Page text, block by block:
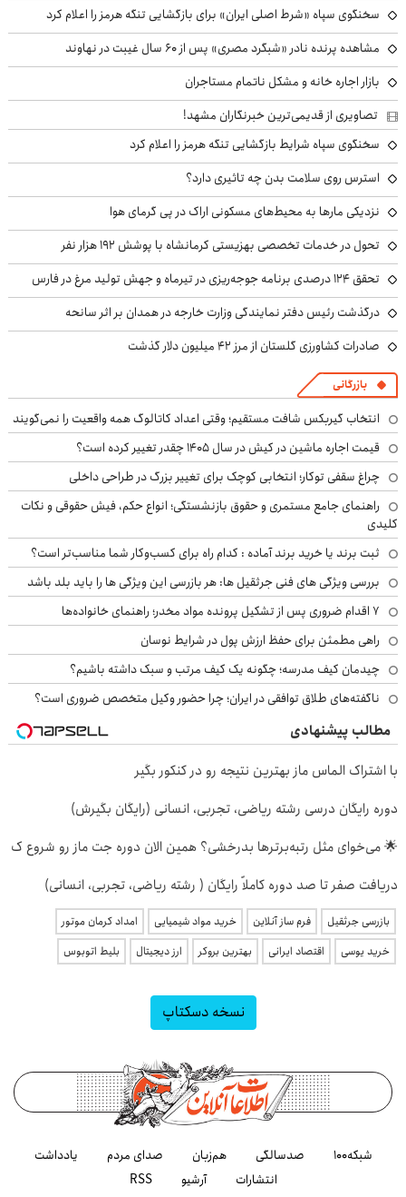
سخنگوی سپاه «شرط اصلی ایران» برای بازگشایی تنگه هرمز را اعلام کرد
مشاهده پرنده نادر «شبگرد مصری» پس از ۶۰ سال غیبت در نهاوند
بازار اجاره خانه و مشکل ناتمام مستاجران
تصاویری از قدیمی‌ترین خبرنگاران مشهد!
سخنگوی سپاه شرایط بازگشایی تنگه هرمز را اعلام کرد
استرس روی سلامت بدن چه تاثیری دارد؟
نزدیکی مارها به محیط‌های مسکونی اراک در پی گرمای هوا
تحول در خدمات تخصصی بهزیستی کرمانشاه با پوشش ۱۹۲ هزار نفر
تحقق ۱۲۴ درصدی برنامه جوجه‌ریزی در تیرماه و جهش تولید مرغ در فارس
درگذشت رئیس دفتر نمایندگی وزارت خارجه در همدان بر اثر سانحه
صادرات کشاورزی گلستان از مرز ۴۲ میلیون دلار گذشت
بازرگانی
انتخاب گیربکس شافت مستقیم؛ وقتی اعداد کاتالوگ همه واقعیت را نمی‌گویند
قیمت اجاره ماشین در کیش در سال ۱۴۰۵ چقدر تغییر کرده است؟
چراغ سقفی توکار؛ انتخابی کوچک برای تغییر بزرگ در طراحی داخلی
راهنمای جامع مستمری و حقوق بازنشستگی؛ انواع حکم، فیش حقوقی و نکات
کلیدی
ثبت برند یا خرید برند آماده : کدام راه برای کسب‌وکار شما مناسب‌تر است؟
بررسی ویژگی های فنی جرثقیل ها: هر بازرسی این ویژگی ها را باید بلد باشد
۷ اقدام ضروری پس از تشکیل پرونده مواد مخدر؛ راهنمای خانواده‌ها
راهی مطمئن برای حفظ ارزش پول در شرایط نوسان
چیدمان کیف مدرسه؛ چگونه یک کیف مرتب و سبک داشته باشیم؟
ناگفته‌های طلاق توافقی در ایران؛ چرا حضور وکیل متخصص ضروری است؟
مطالب پیشنهادی
با اشتراک الماس ماز بهترین نتیجه رو در کنکور بگیر
دوره رایگان درسی رشته ریاضی، تجربی، انسانی (رایگان بگیرش)
🌟 می‌خوای مثل رتبه‌برترها بدرخشی؟ همین الان دوره جت ماز رو شروع ک
دریافت صفر تا صد دوره کاملاً رایگان ( رشته ریاضی، تجربی، انسانی)
بازرسی جرثقیل فرم ساز آنلاین خرید مواد شیمیایی
امداد کرمان موتور
خرید یوسی
اقتصاد ایرانی بهترین بروکر ارز دیجیتال بلیط اتوبوس
نسخه دسکتاپ
شبکه۱۰۰ صدسالگی هم‌زبان صدای مردم
یادداشت
انتشارات
آرشیو RSS